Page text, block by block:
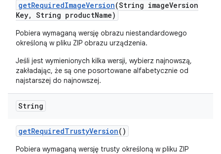
getRequiredImageVersion(String imageVersion
Key, String productName)
Pobiera wymaganą wersję obrazu niestandardowego
określoną w pliku ZIP obrazu urządzenia.
Jeśli jest wymienionych kilka wersji, wybierz najnowszą,
zakładając, że są one posortowane alfabetycznie od
najstarszej do najnowszej.
String
getRequiredTrustyVersion()
Pobiera wymaganą wersję trusty określoną w pliku ZIP